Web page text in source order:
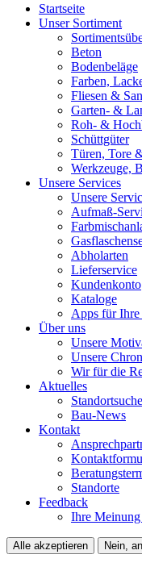
Startseite
Unser Sortiment
Beton
Bodenbeläge
Farben,
Fliesen &
Garten- &
Roh- &
Schüttgüter
Türen, Tore
Werkzeuge,
Unsere Services
Unsere
Aufmaß-
Abholarten
Lieferservice
Kundenkonto
Kataloge
Apps für Ihre
Über uns
Unsere
Unsere
Wir für die
Aktuelles
Bau-News
Kontakt
Standorte
Feedback
Ihre
Alle akzeptieren Nein,